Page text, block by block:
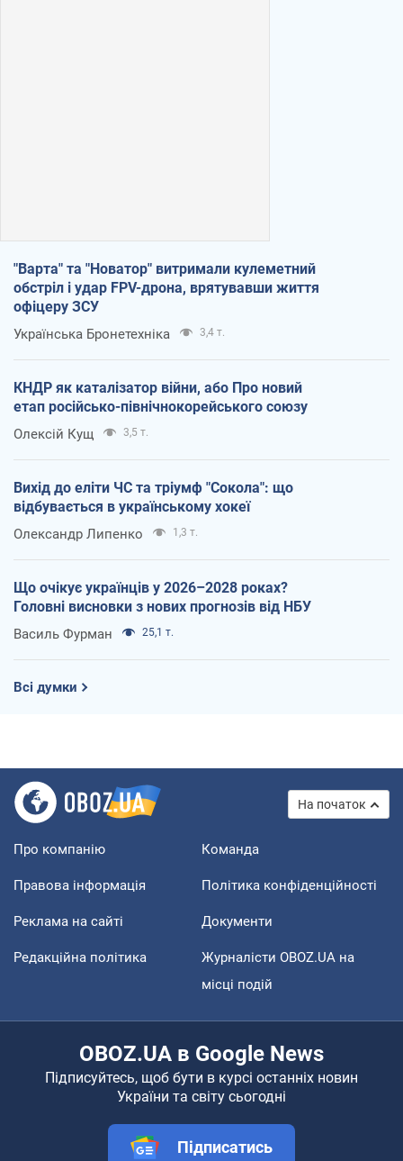
"Варта" та "Новатор" витримали кулеметний
обстріл і удар FPV-дрона, врятувавши життя
офіцеру ЗСУ
Українська Бронетехніка 3,4 т.
КНДР як каталізатор війни, або Про новий
етап російсько-північнокорейського союзу
Олексій Кущ 3,5 т.
Вихід до еліти ЧС та тріумф "Сокола": що
відбувається в українському хокеї
Олександр Липенко 1,3 т.
Що очікує українців у 2026–2028 роках?
Головні висновки з нових прогнозів від НБУ
Василь Фурман 25,1 т.
Всі думки
На початок
Про компанію Команда
Правова інформація Політика конфіденційності
Реклама на сайті Документи
Редакційна політика
Журналісти OBOZ.UA на
місці подій
OBOZ.UA в Google News
Підписуйтесь, щоб бути в курсі останніх новин
України та світу сьогодні
Підписатись